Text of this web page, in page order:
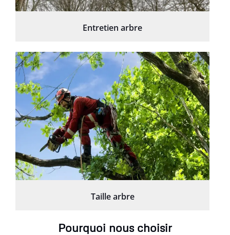
Entretien arbre
Taille arbre
Pourquoi nous choisir